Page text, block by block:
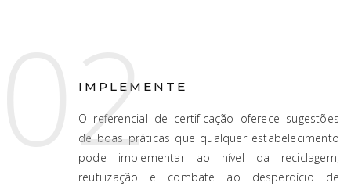
02
IMPLEMENTE
O referencial de certificação oferece sugestões
de boas práticas que qualquer estabelecimento
pode implementar ao nível da reciclagem,
reutilização e combate ao desperdício de